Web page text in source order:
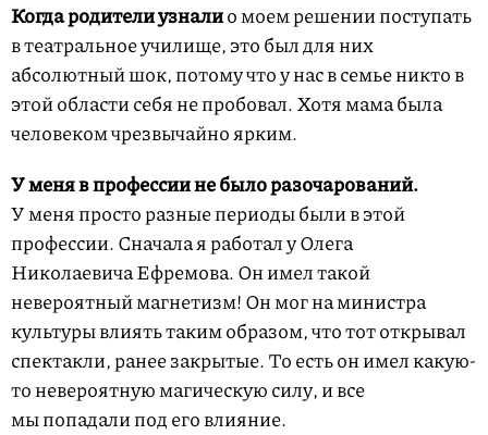
Когда родители узналио моем решении поступать
в театральное училище, это был для них
абсолютный шок, потому что у нас в семье никто в
этой области себя не пробовал. Хотя мама была
человеком чрезвычайно ярким.
У меня в профессии не было разочарований.
У меня просто разные периоды были в этой
профессии. Сначала я работал у Олега
Николаевича Ефремова. Он имел такой
невероятный магнетизм! Он мог на министра
культуры влиять таким образом, что тот открывал
спектакли, ранее закрытые. То есть он имел какую-
то невероятную магическую силу, и все
мы попадали под его влияние.